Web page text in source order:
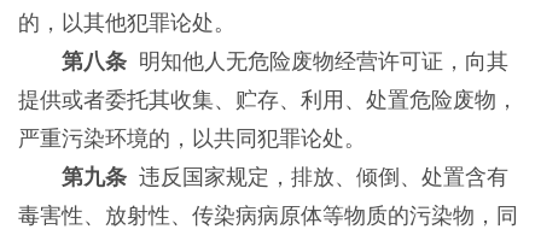
的，以其他犯罪论处。
第八条明知他人无危险废物经营许可证，向其
提供或者委托其收集、贮存、利用、处置危险废物，
严重污染环境的，以共同犯罪论处。
第九条违反国家规定，排放、倾倒、处置含有
毒害性、放射性、传染病病原体等物质的污染物，同